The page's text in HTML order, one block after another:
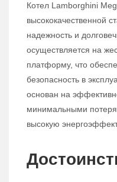
Котел Lamborghini
высококачественной
надежность и
осуществляется на
платформу, что
безопасность в
основан на
минимальными
высокую